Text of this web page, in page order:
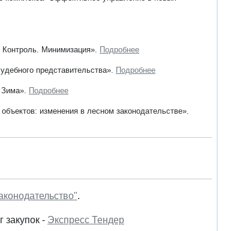
Минимизация». Подробнее
представительства». Подробнее
Подробнее
изменения в лесном законодательстве».
.
закупок - Экспресс Тендер